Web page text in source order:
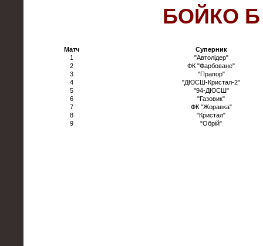
БОЙКО Б
Матч
Суперник
1
"Автолідер"
2
ФК "Фарбоване"
3
"Прапор"
4
"ДЮСШ-Кристал-2"
5
"94-ДЮСШ"
6
"Газовик"
7
ФК "Жоравка"
8
"Кристал"
9
"Обрій"